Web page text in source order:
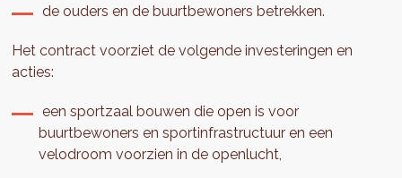
de ouders en de buurtbewoners betrekken.
Het contract voorziet de volgende investeringen en
acties:
een sportzaal bouwen die open is voor
buurtbewoners en sportinfrastructuur en een
velodroom voorzien in de openlucht,